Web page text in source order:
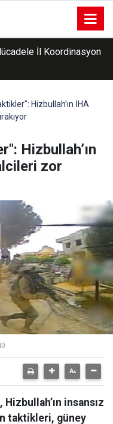
İl Koordinasyon
azalmasıyla birlikte acil
Hizbullah’ın İHA
Hizbullah’ın
zor
insansız
taktikleri, güney